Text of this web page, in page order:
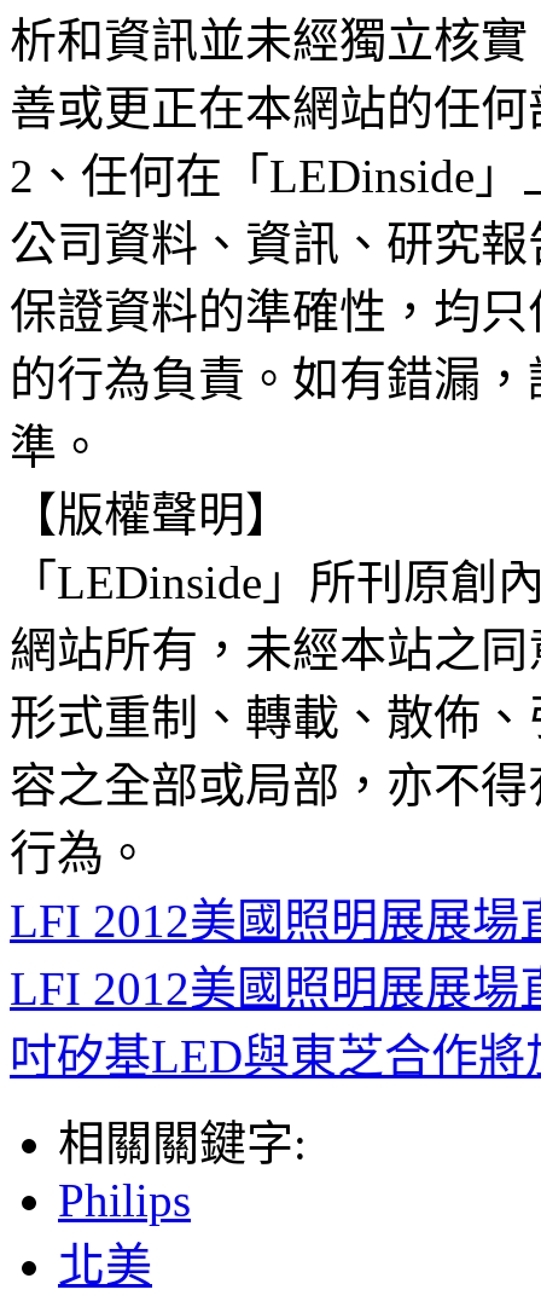
析和資訊並未經獨立核
善或更正在本網站的任
2、任何在「LEDinside
公司資料、資訊、研究
保證資料的準確性，均
的行為負責。如有錯漏
準。
【版權聲明】
「LEDinside」所刊原創
網站所有，未經本站之
形式重制、轉載、散佈
容之全部或局部，亦不
行為。
LFI 2012美國照明展展
LFI 2012美國照明展展場
吋矽基LED與東芝合作
相關關鍵字:
Philips
北美